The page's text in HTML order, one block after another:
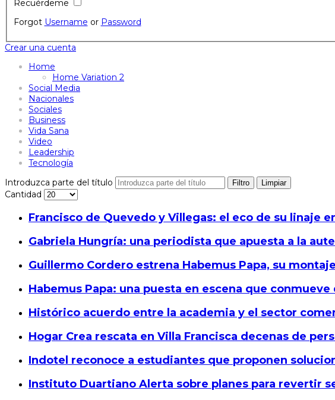
Recuérdeme
Forgot Username or Password
Crear una cuenta
Home
Home Variation 2
Social Media
Nacionales
Sociales
Business
Vida Sana
Video
Leadership
Tecnología
Introduzca parte del título
Filtro Limpiar
Cantidad
Francisco de Quevedo y Villegas: el eco de su linaje
Gabriela Hungría: una periodista que apuesta a la
Guillermo Cordero estrena Habemus Papa, su
Habemus Papa: una puesta en escena que
Histórico acuerdo entre la academia y el sector
Hogar Crea rescata en Villa Francisca decenas de
Indotel reconoce a estudiantes que proponen
Instituto Duartiano Alerta sobre planes para revertir